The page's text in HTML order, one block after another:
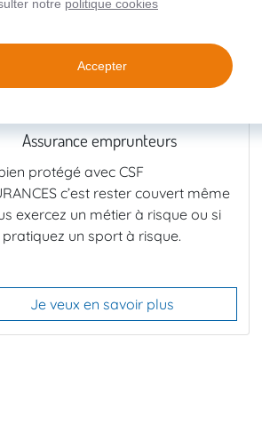
Assurance emprunteurs
protégé avec CSF
c’est rester couvert même
exercez un métier à risque ou si
un sport à risque.
Je veux en savoir plus
notre politique cookies
Accepter